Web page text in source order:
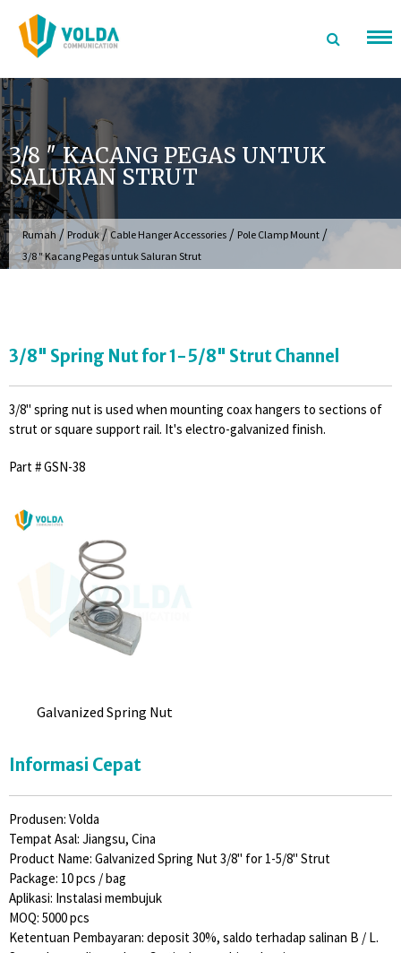
Langsung
konten
3/8 ″ KACANG PEGAS UNTUK
SALURAN STRUT
Rumah / Produk/Cable Hanger Accessories / Pole Clamp Mount /
3/8 ″ Kacang Pegas untuk Saluran Strut
3/8" Spring Nut for 1-5/8" Strut Channel
3/8" spring nut is used when mounting coax hangers to sections of
strut or square support rail. It's electro-galvanized finish.
Part # GSN-38
Galvanized Spring Nut
Informasi Cepat
Produsen: Volda
Tempat Asal: Jiangsu, Cina
Product Name: Galvanized Spring Nut 3/8" for 1-5/8" Strut
Package: 10 pcs / bag
Aplikasi: Instalasi membujuk
MOQ: 5000 pcs
Ketentuan Pembayaran: deposit 30%, saldo terhadap salinan B / L.